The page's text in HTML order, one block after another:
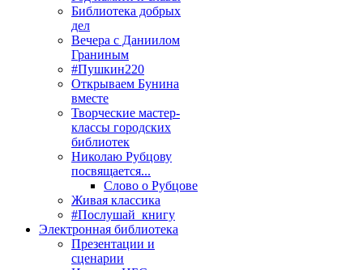
Библиотека добрых
дел
Вечера с Даниилом
Граниным
#Пушкин220
Открываем Бунина
вместе
Творческие мастер-
классы городских
библиотек
Николаю Рубцову
посвящается...
Слово о Рубцове
Живая классика
#Послушай_книгу
Электронная библиотека
Презентации и
сценарии